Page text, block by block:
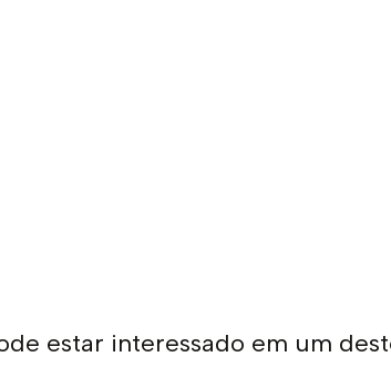
estar interessado em um